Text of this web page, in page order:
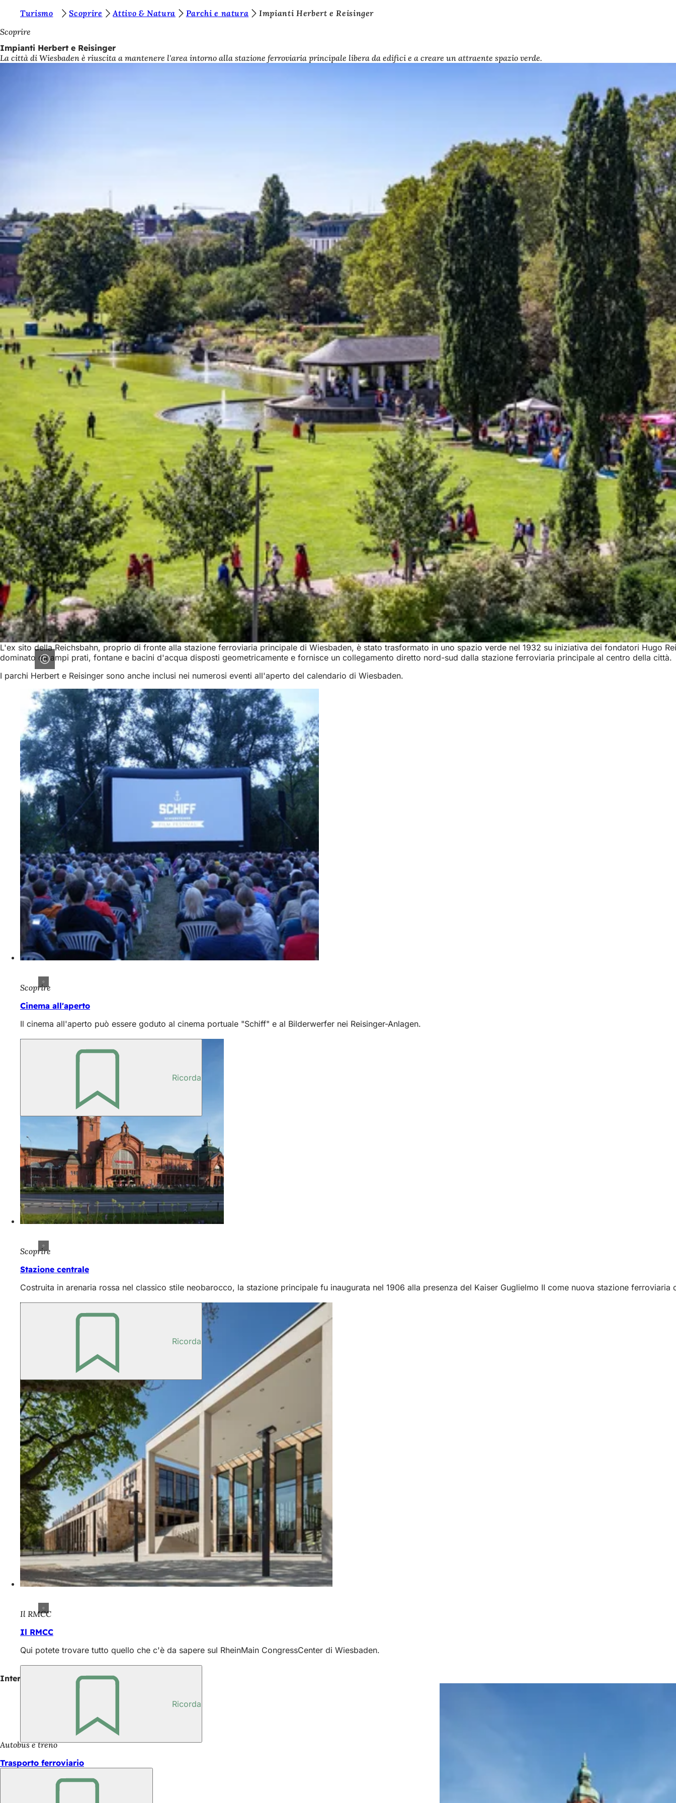
Vai al contenuto
i
e
t
Turismo Scoprire Attivo & Natura Parchi e natura
Impianti Herbert e Reisinger
Scoprire
Impianti Herbert e Reisinger
La città di Wiesbaden è riuscita a mantenere l'area intorno alla stazione ferroviaria principale libera da edifici e a creare un attraente spazio verde.
L'ex sito della Reichsbahn, proprio di fronte alla stazione ferroviaria principale di Wiesbaden, è stato trasformato in uno spazio verde nel 1932 su iniziativa dei fondatori Hugo
dominato da ampi prati, fontane e bacini d'acqua disposti geometricamente e fornisce un collegamento diretto nord-sud dalla stazione ferroviaria principale al centro della città.
I parchi Herbert e Reisinger sono anche inclusi nei numerosi eventi all'aperto del calendario di Wiesbaden.
Scoprire
Cinema all'aperto
Il cinema all'aperto può essere goduto al cinema portuale "Schiff" e al Bilderwerfer nei Reisinger-Anlagen.
Ricorda
Scoprire
Stazione centrale
Costruita in arenaria rossa nel classico stile neobarocco, la stazione principale fu inaugurata nel 1906 alla presenza del Kaiser Guglielmo II come nuova stazione ferroviaria
Ricorda
Il RMCC
Il RMCC
Qui potete trovare tutto quello che c'è da sapere sul RheinMain CongressCenter di Wiesbaden.
Ricorda
Interessante anche
Autobus e treno
Trasporto ferroviario